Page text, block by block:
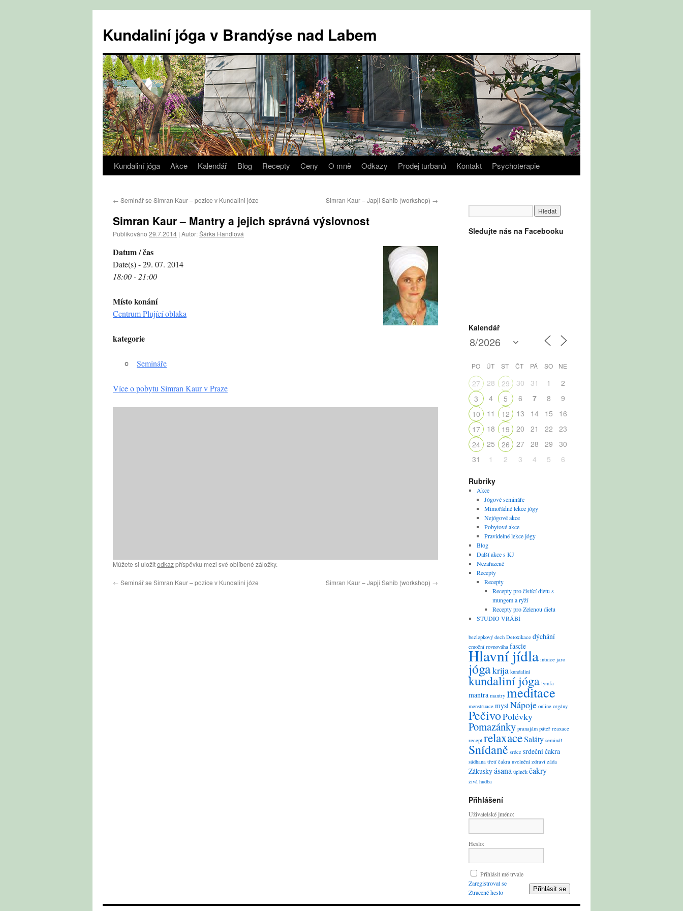
obsahu
webu
Kundaliní jóga v Brandýse nad Labem
Kundaliní jóga Akce Kalendář Blog Recepty Ceny O mně Odkazy Prodej turbanů Kontakt Psychoterapie
← Seminář se Simran Kaur – pozice v Kundalini józe Simran Kaur – Japji Sahib (workshop) →
Simran Kaur – Mantry a jejich správná výslovnost
Publikováno 29.7.2014 | Autor:Šárka Handlová
Datum / čas
Date(s) - 29. 07. 2014
18:00 - 21:00
Místo konání
Centrum Plující oblaka
kategorie
Semináře
Více o pobytu Simran Kaur v Praze
Můžete si uložitodkazpříspěvku mezi své oblíbené záložky.
← Seminář se Simran Kaur – pozice v Kundalini józe Simran Kaur – Japji Sahib (workshop) →
Sledujte nás na Facebooku
Kalendář
PO ÚT ST ČT PÁ SO NE
27 28 29 30 31 1
2
3
4 5 6 7 8
9
10
11 12 13 14 15
16
17
18 19 20 21 22
23
24
25 26 27 28 29
30
31
1 2 3 4 5 6
Rubriky
Akce
Jógové semináře
Mimořádné lekce jógy
Nejógové akce
Pobytové akce
Pravidelné lekce jógy
Blog
Další akce s KJ
Nezařazené
Recepty
Recepty
Recepty pro čistící dietu s
mungem a rýží
Recepty pro Zelenou dietu
STUDIO VRÁBÍ
bezlepkový dech Detoxikace dýchání
emoční rovnováha fascie
Hlavní jídla intuice jaro
jógakrija kundaliní
kundaliní jóga lymfa
mantra mantry meditace
menstruace myslNápoje online orgány
PečivoPolévky
Pomazánky pranajám páteř reaxace
recept relaxaceSaláty seminář
Snídaně srdce srdeční čakra
sádhana třetí čakra uvolnění zdraví záda
Zákuskyásana úplněk čakry
živá hudba
Přihlášení
Uživatelské jméno:
Heslo:
Přihlásit mě trvale
Přihlásit se
Zaregistrovat se
Ztracené heslo